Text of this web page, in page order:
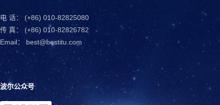
电 话： (+86) 010-82825080
传 真： (+86) 010-82826782
Email： best@bestitu.com
波尔公众号